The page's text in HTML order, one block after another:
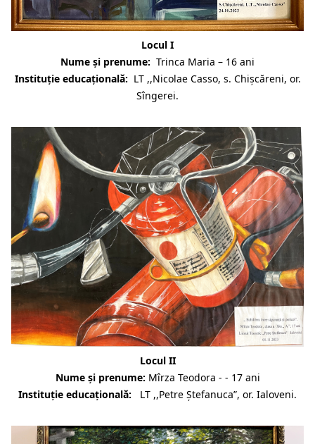
Locul I
Nume și prenume: Trinca Maria – 16 ani
Instituție educațională: LT ,,Nicolae Casso, s. Chișcăreni, or.
Sîngerei.
Locul II
Nume și prenume: Mîrza Teodora - - 17 ani
Instituție educațională:
LT ,,Petre Ștefanuca”, or. Ialoveni.